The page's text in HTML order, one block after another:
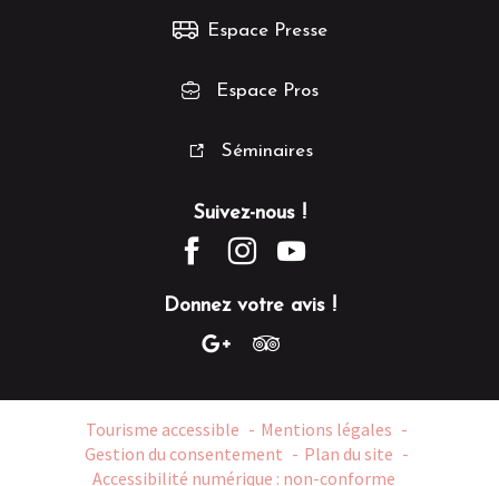
Suivez-nous !
Donnez votre avis !
Espace Presse
Espace Pros
Séminaires
Tourisme accessible
Mentions légales
Gestion du consentement
Plan du site
Accessibilité numérique : non-conforme